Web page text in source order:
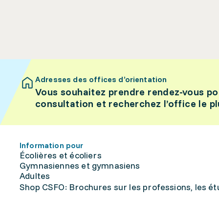
Adresses des offices d’orientation
Vous souhaitez prendre rendez-vous
consultation et recherchez l’office le
Information pour
Écolières et écoliers
Gymnasiennes et gymnasiens
Adultes
Shop CSFO: Brochures sur les professions, les